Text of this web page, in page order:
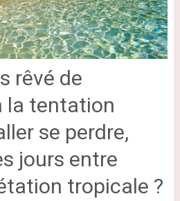
rêvé de
la tentation
se perdre,
jours entre
tropicale ?